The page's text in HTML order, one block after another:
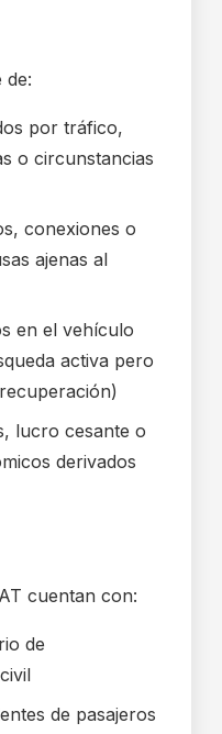
de:
por tráfico,
o circunstancias
conexiones o
ajenas al
en el vehículo
activa pero
lucro cesante o
derivados
cuentan con:
de
de pasajeros